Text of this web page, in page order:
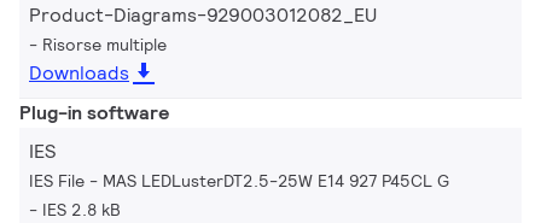
Product-Diagrams-929003012082_EU
Risorse multiple
Downloads
Plug-in software
IES
IES File - MAS LEDLusterDT2.5-25W E14 927 P45CL G
IES 2.8 kB